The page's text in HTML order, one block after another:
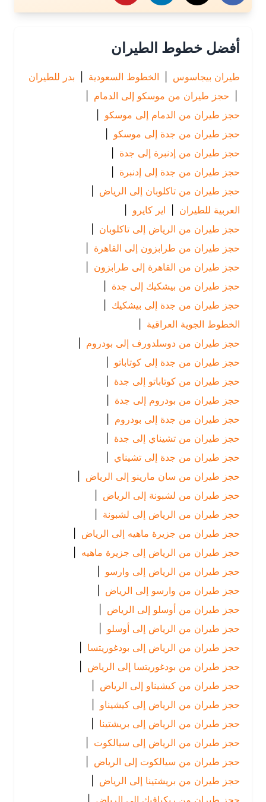
أفضل خطوط الطيران
طيران بيجاسوس | الخطوط السعودية | بدر للطيران
حجز طيران من موسكو إلى الدمام
|
حجز طيران من الدمام إلى موسكو |
حجز طيران من جدة إلى موسكو |
حجز طيران من إدنبرة إلى جدة
حجز طيران من جدة إلى إدنبرة |
حجز طيران من تاكلوبان إلى الرياض
|
العربية للطيران | اير كايرو
|
حجز طيران من الرياض إلى تاكلوبان |
حجز طيران من طرابزون إلى القاهرة |
حجز طيران من القاهرة إلى طرابزون |
حجز طيران من بيشكيك إلى جدة
حجز طيران من جدة إلى بيشكيك |
الخطوط الجوية العراقية
حجز طيران من دوسلدورف إلى بودروم |
حجز طيران من جدة إلى كوتاباتو |
حجز طيران من كوتاباتو إلى جدة
حجز طيران من بودروم إلى جدة
حجز طيران من جدة إلى بودروم |
حجز طيران من تشيناي إلى جدة
حجز طيران من جدة إلى تشيناي |
حجز طيران من سان مارينو إلى الرياض
|
حجز طيران من لشبونة إلى الرياض
|
حجز طيران من الرياض إلى لشبونة |
حجز طيران من جزيرة ماهيه إلى الرياض
|
حجز طيران من الرياض إلى جزيرة ماهيه |
حجز طيران من الرياض إلى وارسو
|
حجز طيران من وارسو إلى الرياض
|
حجز طيران من أوسلو إلى الرياض
|
حجز طيران من الرياض إلى أوسلو
|
حجز طيران من الرياض إلى بودغوريتسا
|
حجز طيران من بودغوريتسا إلى الرياض
|
حجز طيران من كيشيناو إلى الرياض
|
حجز طيران من الرياض إلى كيشيناو |
حجز طيران من الرياض إلى بريشتينا |
حجز طيران من الرياض إلى سيالكوت |
حجز طيران من سيالكوت إلى الرياض
|
حجز طيران من بريشتينا إلى الرياض
|
حجز طيران من ريكيافيك إلى الرياض
|